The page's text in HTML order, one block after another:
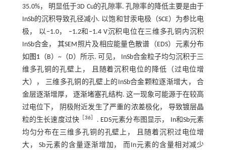
35.0%， 明显低于3D Cu的孔隙率. 孔隙率的降低主要是由于
InSb的沉积导致孔径减小. 以饱和甘汞电极（SCE）为参比电
极， 以‒1.0， ‒1.2和‒1.4 V沉积电位在三维多孔铜内沉积
InSb合金， 其SEM照片及相应能量色散谱（EDS）元素分布
如 图1（B）~（D）所示. 可见， InSb合金粒子均匀沉积于三
维多孔铜的孔壁上， 且随着沉积电位的降低（过电位增
大）， 三维多孔铜的孔壁上的InSb合金颗粒逐渐增大， 合
金层逐渐增厚， 逐渐堵塞孔结构. 这一现象可能源于在较高
过电位下， 阴极附近发生了严重的浓差极化， 导致镀层晶
粒的生长速度过快 ［36
. EDS元素分布图显示， In和Sb元素
均匀分布在三维多孔铜的孔壁上， 且随着沉积过电位增
大， Sb元素的含量逐渐增加， 而In元素的含量相对减少